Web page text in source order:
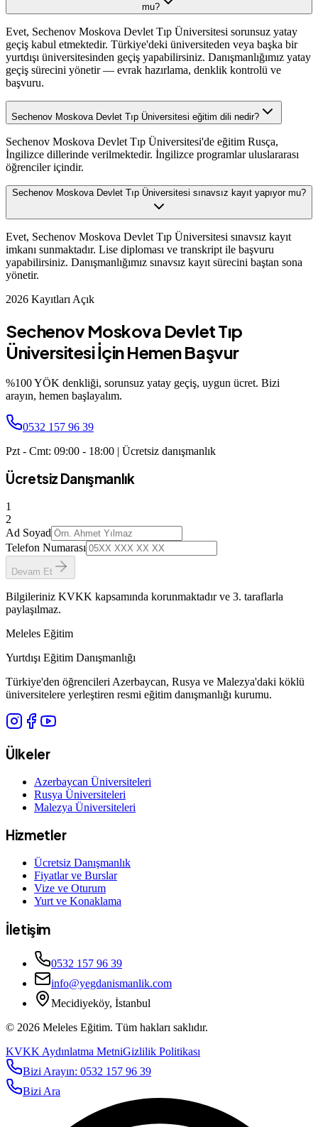
mu?
Evet, Sechenov Moskova Devlet Tıp Üniversitesi sorunsuz yatay
geçiş kabul etmektedir. Türkiye'deki üniversiteden veya başka bir
yurtdışı üniversitesinden geçiş yapabilirsiniz. Danışmanlığımız yatay
geçiş sürecini yönetir — evrak hazırlama, denklik kontrolü ve
başvuru.
Sechenov Moskova Devlet Tıp Üniversitesi eğitim dili nedir?
Sechenov Moskova Devlet Tıp Üniversitesi'de eğitim Rusça,
İngilizce dillerinde verilmektedir. İngilizce programlar uluslararası
öğrenciler içindir.
Sechenov Moskova Devlet Tıp Üniversitesi sınavsız kayıt yapıyor mu?
Evet, Sechenov Moskova Devlet Tıp Üniversitesi sınavsız kayıt
imkanı sunmaktadır. Lise diploması ve transkript ile başvuru
yapabilirsiniz. Danışmanlığımız sınavsız kayıt sürecini baştan sona
yönetir.
2026 Kayıtları Açık
Sechenov Moskova Devlet Tıp
Üniversitesiİçin Hemen Başvur
%100 YÖK denkliği, sorunsuz yatay geçiş, uygun ücret. Bizi
arayın, hemen başlayalım.
0532 157 96 39
Pzt - Cmt: 09:00 - 18:00 | Ücretsiz danışmanlık
Ücretsiz Danışmanlık
1
2
Ad Soyad
Telefon Numarası
Devam Et
Bilgileriniz KVKK kapsamında korunmaktadır ve 3. taraflarla
paylaşılmaz.
Meleles Eğitim
Yurtdışı Eğitim Danışmanlığı
Türkiye'den öğrencileri Azerbaycan, Rusya ve Malezya'daki köklü
üniversitelere yerleştiren resmi eğitim danışmanlığı kurumu.
Ülkeler
Azerbaycan Üniversiteleri
Rusya Üniversiteleri
Malezya Üniversiteleri
Hizmetler
Ücretsiz Danışmanlık
Fiyatlar ve Burslar
Vize ve Oturum
Yurt ve Konaklama
İletişim
0532 157 96 39
info@yegdanismanlik.com
Mecidiyeköy, İstanbul
© 2026 Meleles Eğitim. Tüm hakları saklıdır.
KVKK Aydınlatma MetniGizlilik Politikası
Bizi Arayın: 0532 157 96 39
Bizi Ara